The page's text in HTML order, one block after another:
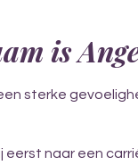
is
sterke
naar een